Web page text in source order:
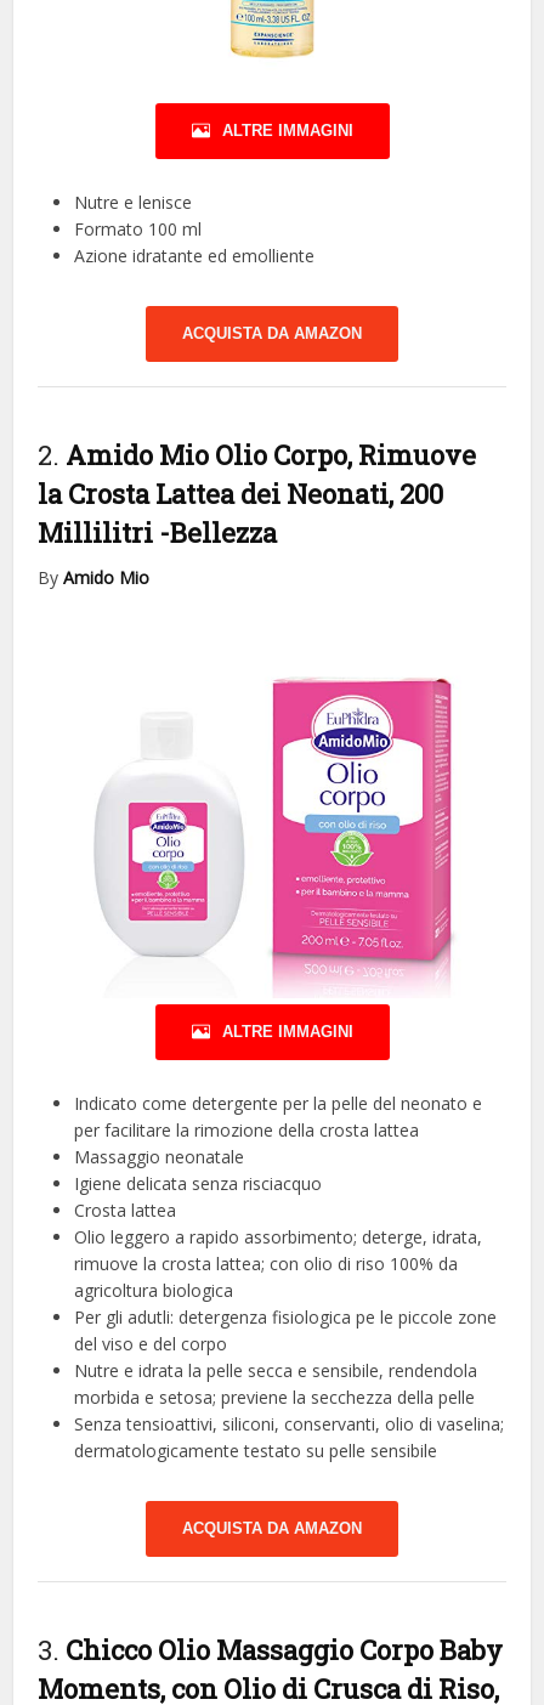
ALTRE IMMAGINI
Nutre e lenisce
Formato 100 ml
Azione idratante ed emolliente
ACQUISTA DA AMAZON
2. Amido Mio Olio Corpo, Rimuove
la Crosta Lattea dei Neonati, 200
Millilitri -Bellezza
ByAmido Mio
ALTRE IMMAGINI
Indicato come detergente per la pelle del neonato e
per facilitare la rimozione della crosta lattea
Massaggio neonatale
Igiene delicata senza risciacquo
Crosta lattea
Olio leggero a rapido assorbimento; deterge, idrata,
rimuove la crosta lattea; con olio di riso 100% da
agricoltura biologica
Per gli adutli: detergenza fisiologica pe le piccole zone
del viso e del corpo
Nutre e idrata la pelle secca e sensibile, rendendola
morbida e setosa; previene la secchezza della pelle
Senza tensioattivi, siliconi, conservanti, olio di vaselina;
dermatologicamente testato su pelle sensibile
ACQUISTA DA AMAZON
3. Chicco Olio Massaggio Corpo Baby
Moments, con Olio di Crusca di Riso,